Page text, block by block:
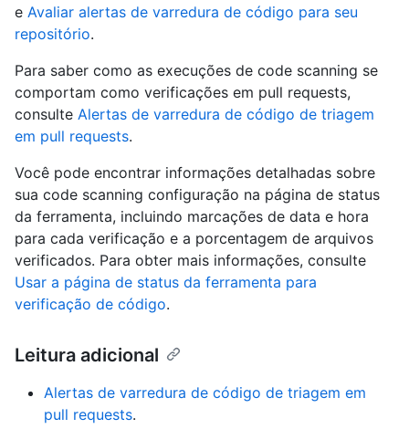
e Avaliar alertas de varredura de código para seu
repositório.
Para saber como as execuções de code scanning se
comportam como verificações em pull requests,
consulte Alertas de varredura de código de triagem
em pull requests.
Você pode encontrar informações detalhadas sobre
sua code scanning configuração na página de status
da ferramenta, incluindo marcações de data e hora
para cada verificação e a porcentagem de arquivos
verificados. Para obter mais informações, consulte
Usar a página de status da ferramenta para
verificação de código.
Leitura adicional
Alertas de varredura de código de triagem em
pull requests.